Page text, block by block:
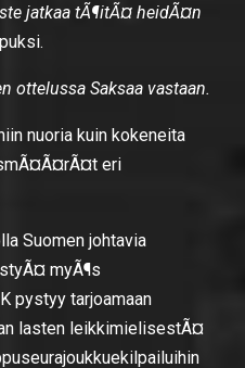
jatkaa tÃ¶itÃ¤ heidÃ¤n
ottelussa Saksaa vastaan.
nuoria kuin kokeneita
eri
Suomen johtavia
myÃ¶s
pystyy tarjoamaan
lasten leikkimielisestÃ¤